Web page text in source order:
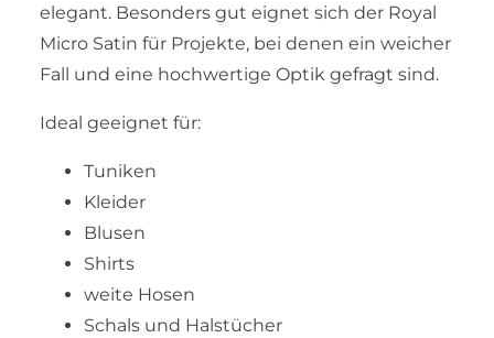
elegant. Besonders gut eignet sich der Royal
Micro Satin für Projekte, bei denen ein weicher
Fall und eine hochwertige Optik gefragt sind.
Ideal geeignet für:
Tuniken
Kleider
Blusen
Shirts
weite Hosen
Schals und Halstücher